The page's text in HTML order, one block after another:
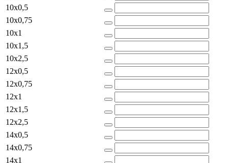
10x0,5
10x0,75
10x1
10x1,5
10x2,5
12x0,5
12x0,75
12x1
12x1,5
12x2,5
14x0,5
14x0,75
14x1